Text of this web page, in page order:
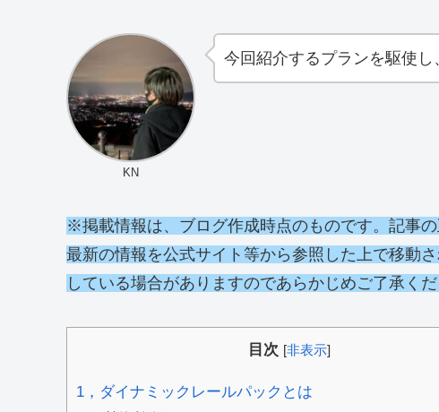
KN
今回紹介するプランを駆使
※掲載情報は、ブログ作成時点のものです。記事
最新の情報を公式サイト等から参照した上で移動
している場合がありますのであらかじめご了承くだ
目次 [非表示]
1，ダイナミックレールパックとは